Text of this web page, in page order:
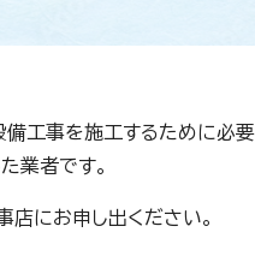
工事を施工するために必
業者です。
店にお申し出ください。